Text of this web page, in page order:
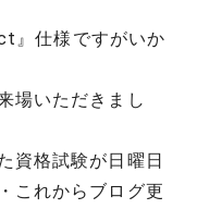
』仕様ですがいか
場いただきまし
資格試験が日曜日
これからブログ更